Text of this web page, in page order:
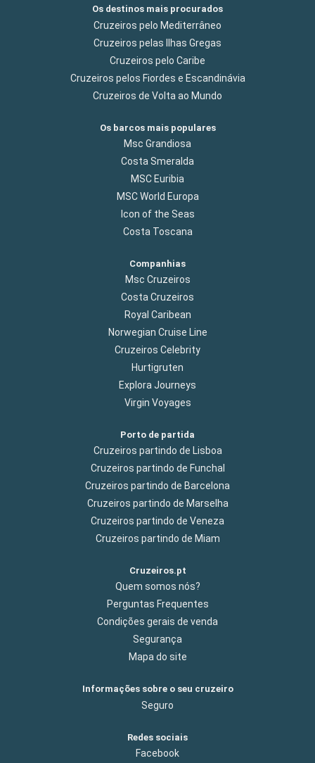
Os destinos mais procurados
Cruzeiros pelo Mediterrâneo
Cruzeiros pelas Ilhas Gregas
Cruzeiros pelo Caribe
Cruzeiros pelos Fiordes e Escandinávia
Cruzeiros de Volta ao Mundo
Os barcos mais populares
Msc Grandiosa
Costa Smeralda
MSC Euribia
MSC World Europa
Icon of the Seas
Costa Toscana
Companhias
Msc Cruzeiros
Costa Cruzeiros
Royal Caribean
Norwegian Cruise Line
Cruzeiros Celebrity
Hurtigruten
Explora Journeys
Virgin Voyages
Porto de partida
Cruzeiros partindo de Lisboa
Cruzeiros partindo de Funchal
Cruzeiros partindo de Barcelona
Cruzeiros partindo de Marselha
Cruzeiros partindo de Veneza
Cruzeiros partindo de Miam
Cruzeiros.pt
Quem somos nós?
Perguntas Frequentes
Condições gerais de venda
Segurança
Mapa do site
Informações sobre o seu cruzeiro
Seguro
Redes sociais
Facebook